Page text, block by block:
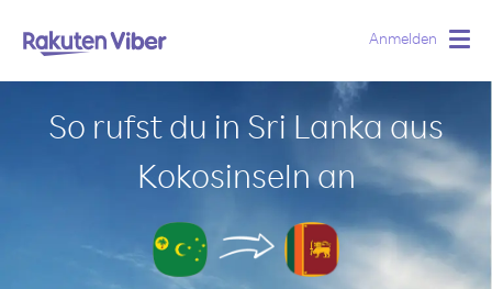
Anmelden
So rufst du in Sri Lanka aus
Kokosinseln an